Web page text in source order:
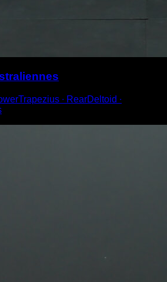
∙ RearDeltoid ∙